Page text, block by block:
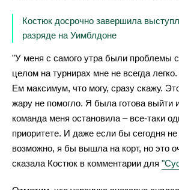
Костюк досрочно завершила
разряде на Уимблдоне
"У меня с самого утра были проблемы
целом на турнирах мне не всегда
Ем максимум, что могу, сразу скажу.
жару не помогло. Я была готова выйти
команда меня остановила – все-таки
приоритете. И даже если бы сегодня
возможно, я бы вышла на корт, но это
сказала Костюк в комментарии для